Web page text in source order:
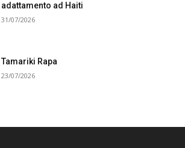
adattamento ad Haiti
31/07/2026
Tamariki Rapa
23/07/2026